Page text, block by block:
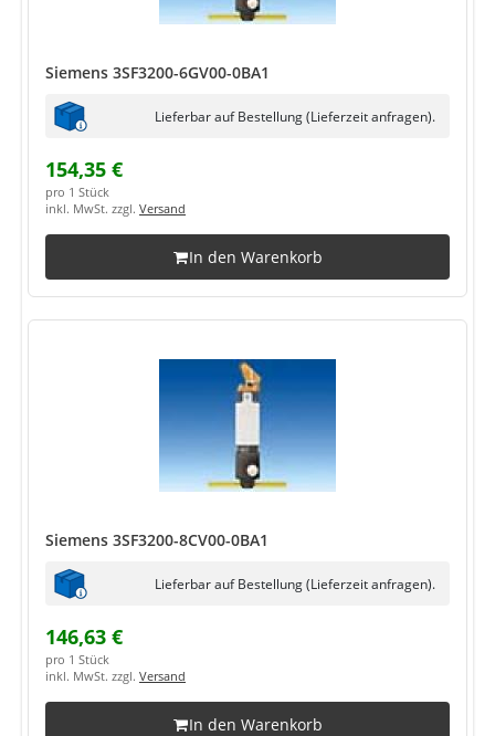
Siemens 3SF3200-6GV00-0BA1
Lieferbar auf Bestellung (Lieferzeit anfragen).
154,35 €
pro 1 Stück
inkl. MwSt. zzgl. Versand
In den Warenkorb
Siemens 3SF3200-8CV00-0BA1
Lieferbar auf Bestellung (Lieferzeit anfragen).
146,63 €
pro 1 Stück
inkl. MwSt. zzgl. Versand
In den Warenkorb